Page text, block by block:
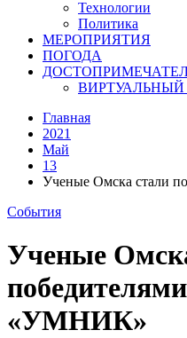
Технологии
Политика
МЕРОПРИЯТИЯ
ПОГОДА
ВИРТУАЛЬНЫЙ
Главная
2021
Май
13
Ученые Омска стали
События
Ученые
«УМНИК»